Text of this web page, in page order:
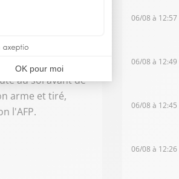
avaient
leur tour
"s'est
au sol avant de
arme et tiré,
l'AFP.
06/08 à 12:57
06/08 à 12:49
06/08 à 12:45
06/08 à 12:26